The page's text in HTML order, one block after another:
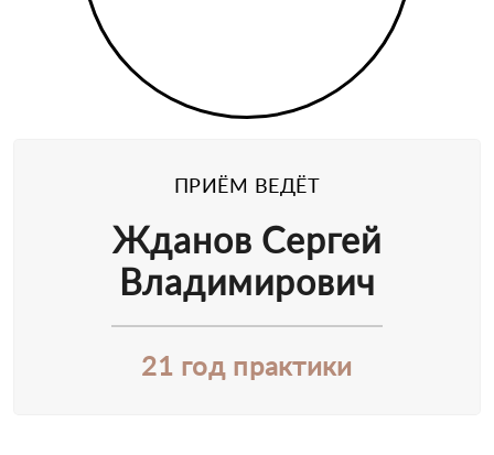
ПРИЁМ ВЕДЁТ
Жданов Сергей
Владимирович
21 год практики